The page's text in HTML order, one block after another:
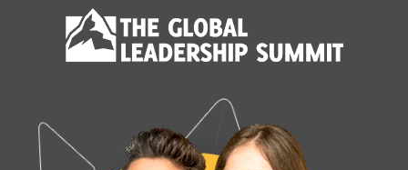
Dia do professor
Cantos pedagógicos: espaços planejados com
MEMÓRIA DE TURMA: OVOS, TERRA E ALPISTE
NOTÍCIA DE TURMA: PINTURA COM BALÕES
NOTÍCIA DE TURMA: MATEMÁTICA NA GRACE